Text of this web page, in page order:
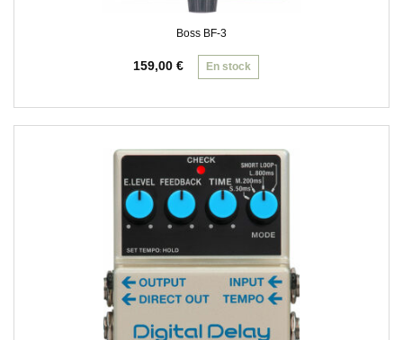
Boss BF-3
159,00 € En stock